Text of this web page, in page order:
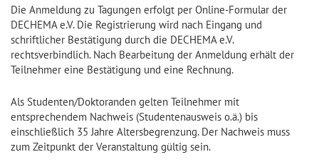
Die Anmeldung zu Tagungen erfolgt per Online-Formular der
DECHEMA e.V. Die Registrierung wird nach Eingang und
schriftlicher Bestätigung durch die DECHEMA e.V.
rechtsverbindlich. Nach Bearbeitung der Anmeldung erhält der
Teilnehmer eine Bestätigung und eine Rechnung.
Als Studenten/Doktoranden gelten Teilnehmer mit
entsprechendem Nachweis (Studentenausweis o.ä.) bis
einschließlich 35 Jahre Altersbegrenzung. Der Nachweis muss
zum Zeitpunkt der Veranstaltung gültig sein.